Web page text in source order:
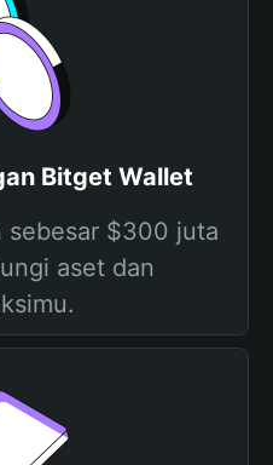
Bitget Wallet
sebesar $300 juta
aset dan